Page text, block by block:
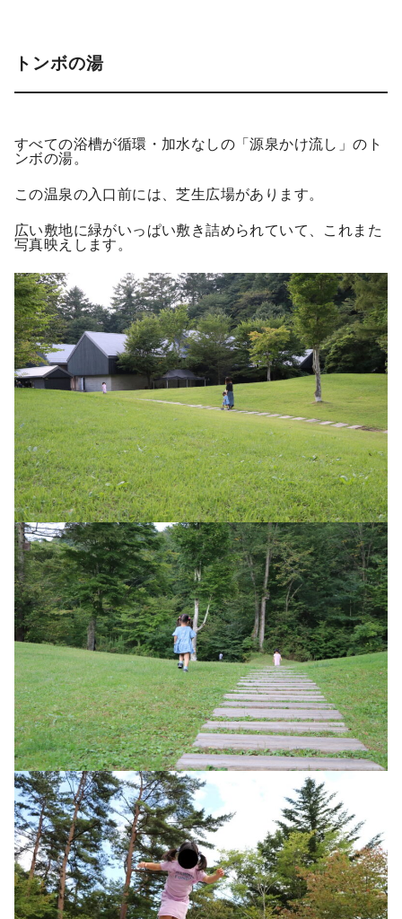
トンボの湯
すべての浴槽が循環・加水なしの「源泉かけ流し」のト
ンボの湯。
この温泉の入口前には、芝生広場があります。
広い敷地に緑がいっぱい敷き詰められていて、これまた
写真映えします。